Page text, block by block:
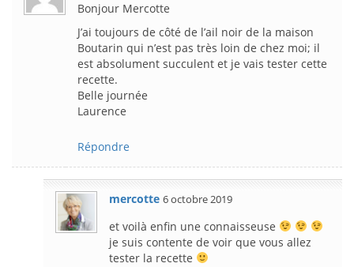
Bonjour Mercotte
J’ai toujours de côté de l’ail noir de la maison
Boutarin qui n’est pas très loin de chez moi; il
est absolument succulent et je vais tester cette
recette.
Belle journée
Laurence
Répondre
mercotte 6 octobre 2019
et voilà enfin une connaisseuse
je suis contente de voir que vous allez
tester la recette